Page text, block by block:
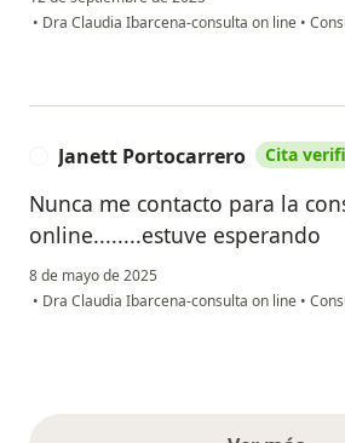
• Dra Claudia Ibarcena-consulta on line •
Janett Portocarrero Cita
Nunca me contacto para la
online........estuve esperando
8 de mayo de 2025
• Dra Claudia Ibarcena-consulta on line •